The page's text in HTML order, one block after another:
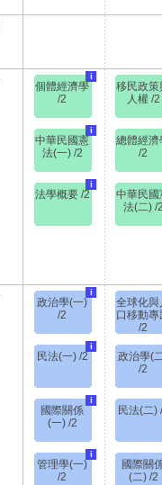
個體經濟學
/2
i
中華民國憲
法(一) /2
i
法學概要 /2
i
移民政策
人權 /2
總體經濟
/2
中華民國
法(二) /2
政治學(一)
/2
i
民法(一) /2
i
國際關係
(一) /2
i
管理學(一)
/2
i
全球化與
口移動專
/2
政治學(
/2
民法(二)
國際關
(二) /2